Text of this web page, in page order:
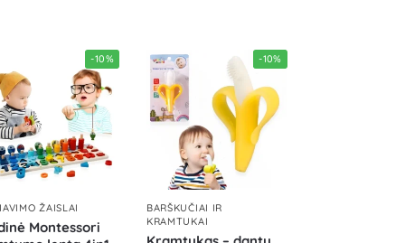
-10%
ŽAISLAI
Montessori
-10%
BARŠKUČIAI IR
KRAMTUKAI